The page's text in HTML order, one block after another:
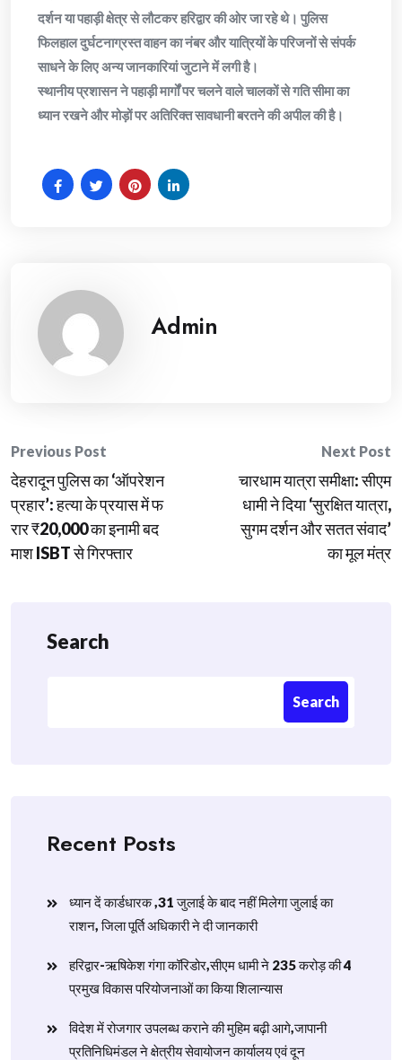
दर्शन या पहाड़ी क्षेत्र से लौटकर हरिद्वार की ओर जा रहे थे। पुलिस
फिलहाल दुर्घटनाग्रस्त वाहन का नंबर और यात्रियों के परिजनों से संपर्क
साधने के लिए अन्य जानकारियां जुटाने में लगी है।
​स्थानीय प्रशासन ने पहाड़ी मार्गों पर चलने वाले चालकों से गति सीमा का
ध्यान रखने और मोड़ों पर अतिरिक्त सावधानी बरतने की अपील की है।
Admin
Post
navigation
Previous Post
देहरादून पुलिस का ‘ऑपरेशन
प्रहार’: हत्या के प्रयास में फ
रार ₹20,000 का इनामी बद
माश ISBT से गिरफ्तार
Next Post
चारधाम यात्रा समीक्षा: सीएम
धामी ने दिया ‘सुरक्षित यात्रा,
सुगम दर्शन और सतत संवाद’
का मूल मंत्र
Search
Search
Recent Posts
ध्यान दें कार्डधारक ,31 जुलाई के बाद नहीं मिलेगा जुलाई का
राशन, जिला पूर्ति अधिकारी ने दी जानकारी
हरिद्वार-ऋषिकेश गंगा कॉरिडोर,सीएम धामी ने 235 करोड़ की 4
प्रमुख विकास परियोजनाओं का किया शिलान्यास
विदेश में रोजगार उपलब्ध कराने की मुहिम बढ़ी आगे,जापानी
प्रतिनिधिमंडल ने क्षेत्रीय सेवायोजन कार्यालय एवं दून